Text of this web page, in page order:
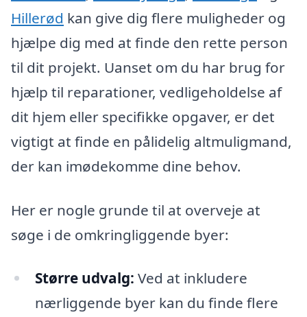
Hillerød kan give dig flere muligheder og
hjælpe dig med at finde den rette person
til dit projekt. Uanset om du har brug for
hjælp til reparationer, vedligeholdelse af
dit hjem eller specifikke opgaver, er det
vigtigt at finde en pålidelig altmuligmand,
der kan imødekomme dine behov.
Her er nogle grunde til at overveje at
søge i de omkringliggende byer:
Større udvalg: Ved at inkludere
nærliggende byer kan du finde flere